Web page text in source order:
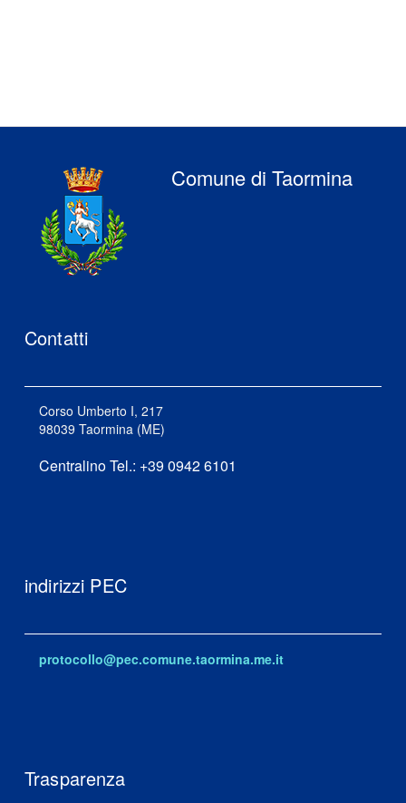
Comune di Taormina
Contatti
Corso Umberto I, 217
98039 Taormina (ME)
Centralino Tel.: +39 0942 6101
indirizzi PEC
protocollo@pec.comune.taormina.me.it
Trasparenza